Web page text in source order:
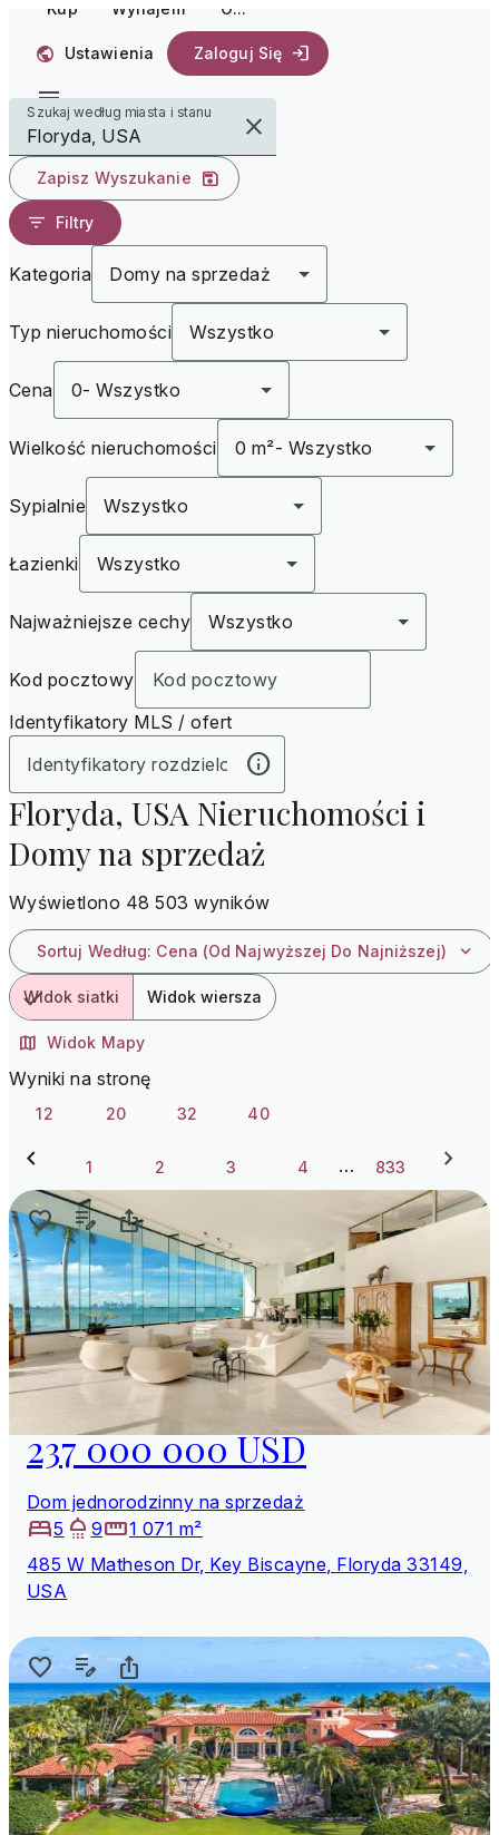
Kup Wynajem O...
Ustawienia Zaloguj Się
Szukaj według miasta i stanu
Zapisz Wyszukanie
Filtry
Kategoria Domy na sprzedaż
Typ nieruchomości Wszystko
Cena 0- Wszystko
Wielkość nieruchomości 0 m²- Wszystko
Sypialnie Wszystko
Łazienki Wszystko
Najważniejsze cechy Wszystko
Kod pocztowy
Identyfikatory MLS / ofert
Floryda, USA Nieruchomości i
Domy na sprzedaż
Wyświetlono 48 503 wyników
Sortuj Według: Cena (od Najwyższej Do Najniższej)
Widok siatki Widok wiersza
Widok Mapy
Wyniki na stronę
12 20 32 40
1 2 3 4 … 833
237 000 000 USD
Dom jednorodzinny na sprzedaż
5
9
1 071 m²
485 W Matheson Dr, Key Biscayne, Floryda 33149,
USA